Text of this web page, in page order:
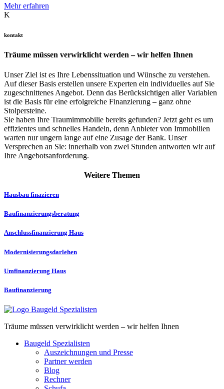
Mehr erfahren
K
kontakt
Träume müssen verwirklicht werden – wir helfen Ihnen
Unser Ziel ist es Ihre Lebenssituation und Wünsche zu verstehen.
Auf dieser Basis erstellen unsere Experten ein individuelles auf Sie
zugeschnittenes Angebot. Denn das Berücksichtigen aller Variablen
ist die Basis für eine erfolgreiche Finanzierung – ganz ohne
Stolpersteine.
Sie haben Ihre Traumimmobilie bereits gefunden? Jetzt geht es um
effizientes und schnelles Handeln, denn Anbieter von Immobilien
warten nur ungern lange auf eine Zusage der Bank. Unser
Versprechen an Sie: innerhalb von zwei Stunden antworten wir auf
Ihre Angebotsanforderung.
Weitere Themen
Hausbau finazieren
Baufinanzierungs­­beratung
Anschlussfinanzierung Haus
Modernisierungs­darlehen
Umfinanzierung Haus
Baufinanzierung
Träume müssen verwirklicht werden – wir helfen Ihnen
Baugeld Spezialisten
Auszeichnungen und Presse
Partner werden
Blog
Rechner